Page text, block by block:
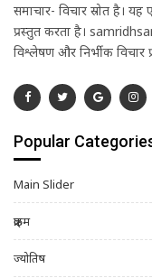
समाचार- विचार स्रोत है। यह
प्रस्तुत करता है।
विश्लेषण और निर्भीक विचार
Popular
Main Slider
क्राइम
ज्योतिष